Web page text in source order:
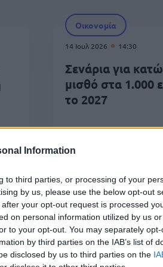
Information
to third parties, or processing of your
by us, please use the below opt-out
your opt-out request is processed
on personal information utilized by us
to your opt-out. You may separately
by third parties on the IAB’s list of
disclosed by us to third parties on the
Οικονομία
14 Ιουλ 2026 14:30
Σενάρια για
μισθό στα 1.000
το 2027
σε
10